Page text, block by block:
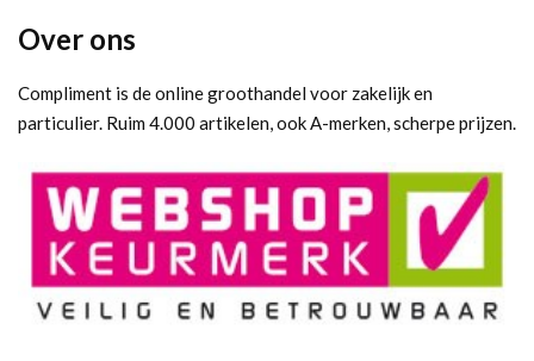
Over ons
Compliment is de online groothandel voor zakelijk en
particulier. Ruim 4.000 artikelen, ook A-merken, scherpe prijzen.